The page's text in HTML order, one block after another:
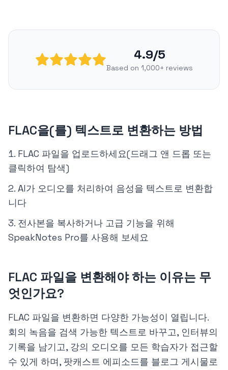
4.9/5
Based on 1,000+ reviews
FLAC을(를) 텍스트로 변환하는 방법
FLAC 파일을 업로드하세요(드래그 앤 드롭 또는
클릭하여 탐색)
AI가 오디오를 처리하여 음성을 텍스트로 변환합
니다
전사본을 복사하거나 고급 기능을 위해
SpeakNotes Pro를 사용해 보세요
FLAC 파일을 변환해야 하는 이유는 무
엇인가요?
FLAC 파일을 변환하면 다양한 가능성이 열립니다.
회의 녹음을 검색 가능한 텍스트로 바꾸고, 인터뷰의
기록을 남기고, 강의 오디오를 모든 학습자가 접근할
수 있게 하며, 팟캐스트 에피소드를 블로그 게시물로